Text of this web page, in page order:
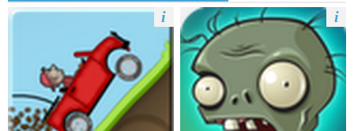
i i